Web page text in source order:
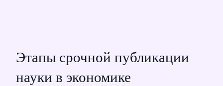
Этапы срочной публикации
науки в экономике